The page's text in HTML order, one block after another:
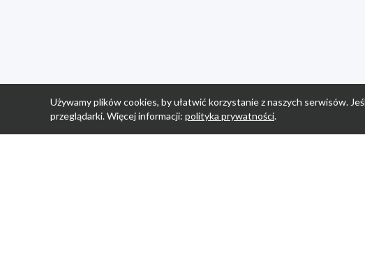
Używamy plików cookies, by ułatwić korzystanie z naszych serwisów.
przeglądarki. Więcej informacji: polityka prywatności.